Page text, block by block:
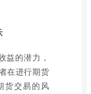
益的潜力，
在进行期货
货交易的风